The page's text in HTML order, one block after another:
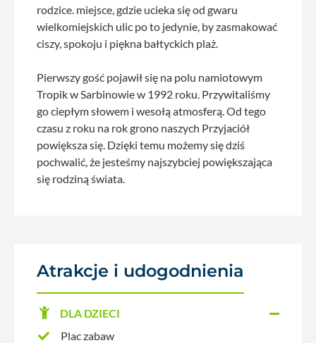
rodzice. miejsce, gdzie ucieka się od gwaru
wielkomiejskich ulic po to jedynie, by zasmakować
ciszy, spokoju i piękna bałtyckich plaż.
Pierwszy gość pojawił się na polu namiotowym
Tropik w Sarbinowie w 1992 roku. Przywitaliśmy
go ciepłym słowem i wesołą atmosferą. Od tego
czasu z roku na rok grono naszych Przyjaciół
powiększa się. Dzięki temu możemy się dziś
pochwalić, że jesteśmy najszybciej powiększająca
się rodziną świata.
Atrakcje i udogodnienia
DLA DZIECI
Plac zabaw